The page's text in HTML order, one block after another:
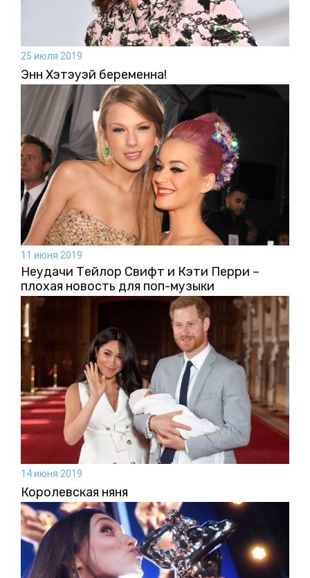
25 июля 2019
Энн Хэтэуэй беременна!
11 июня 2019
Неудачи Тейлор Свифт и Кэти Перри –
плохая новость для поп-музыки
14 июня 2019
Королевская няня